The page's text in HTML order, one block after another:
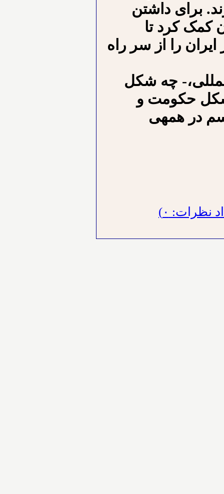
برای داشتن
کمک کرد تا
را از سر راه
چه شکل
شکل حکومت و
در همه⁪ی
نظرات: ۰)